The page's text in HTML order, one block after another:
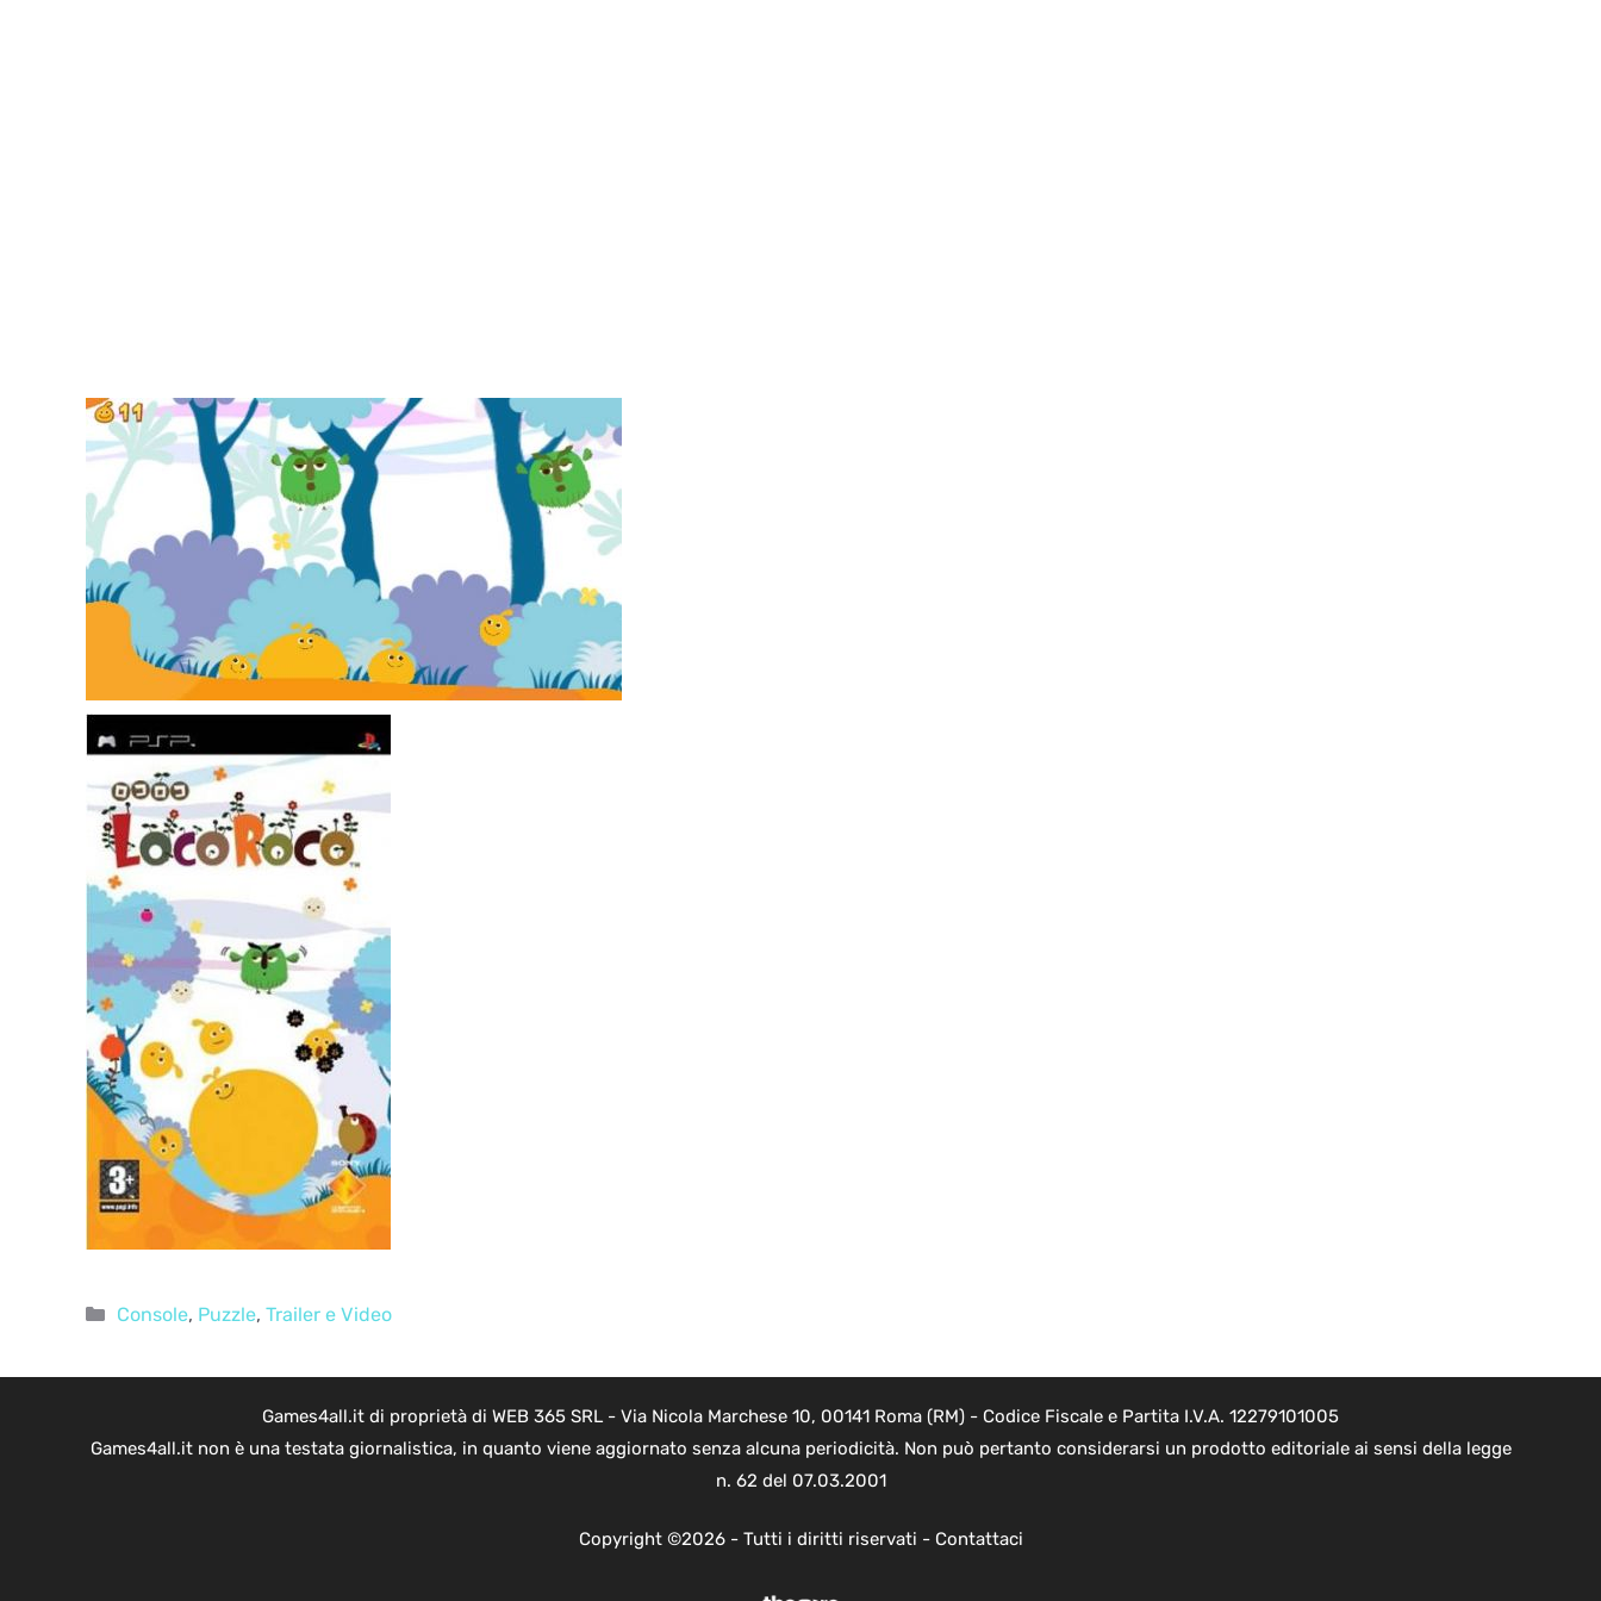
Categorie
Console, Puzzle, Trailer e Video
Games4all.it di proprietà di WEB 365 SRL - Via Nicola Marchese 10, 00141 Roma (RM) - Codice Fiscale e Partita I.V.A. 12279101005
Games4all.it non è una testata giornalistica, in quanto viene aggiornato senza alcuna periodicità. Non può pertanto considerarsi un prodotto editoriale ai sensi della legge
n. 62 del 07.03.2001
Copyright ©2026 - Tutti i diritti riservati - Contattaci